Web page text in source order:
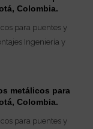
Colombia.
metálicos para
Colombia.